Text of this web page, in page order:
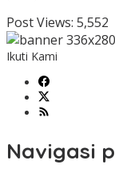
Post Views: 5,552
Ikuti Kami
Navigasi